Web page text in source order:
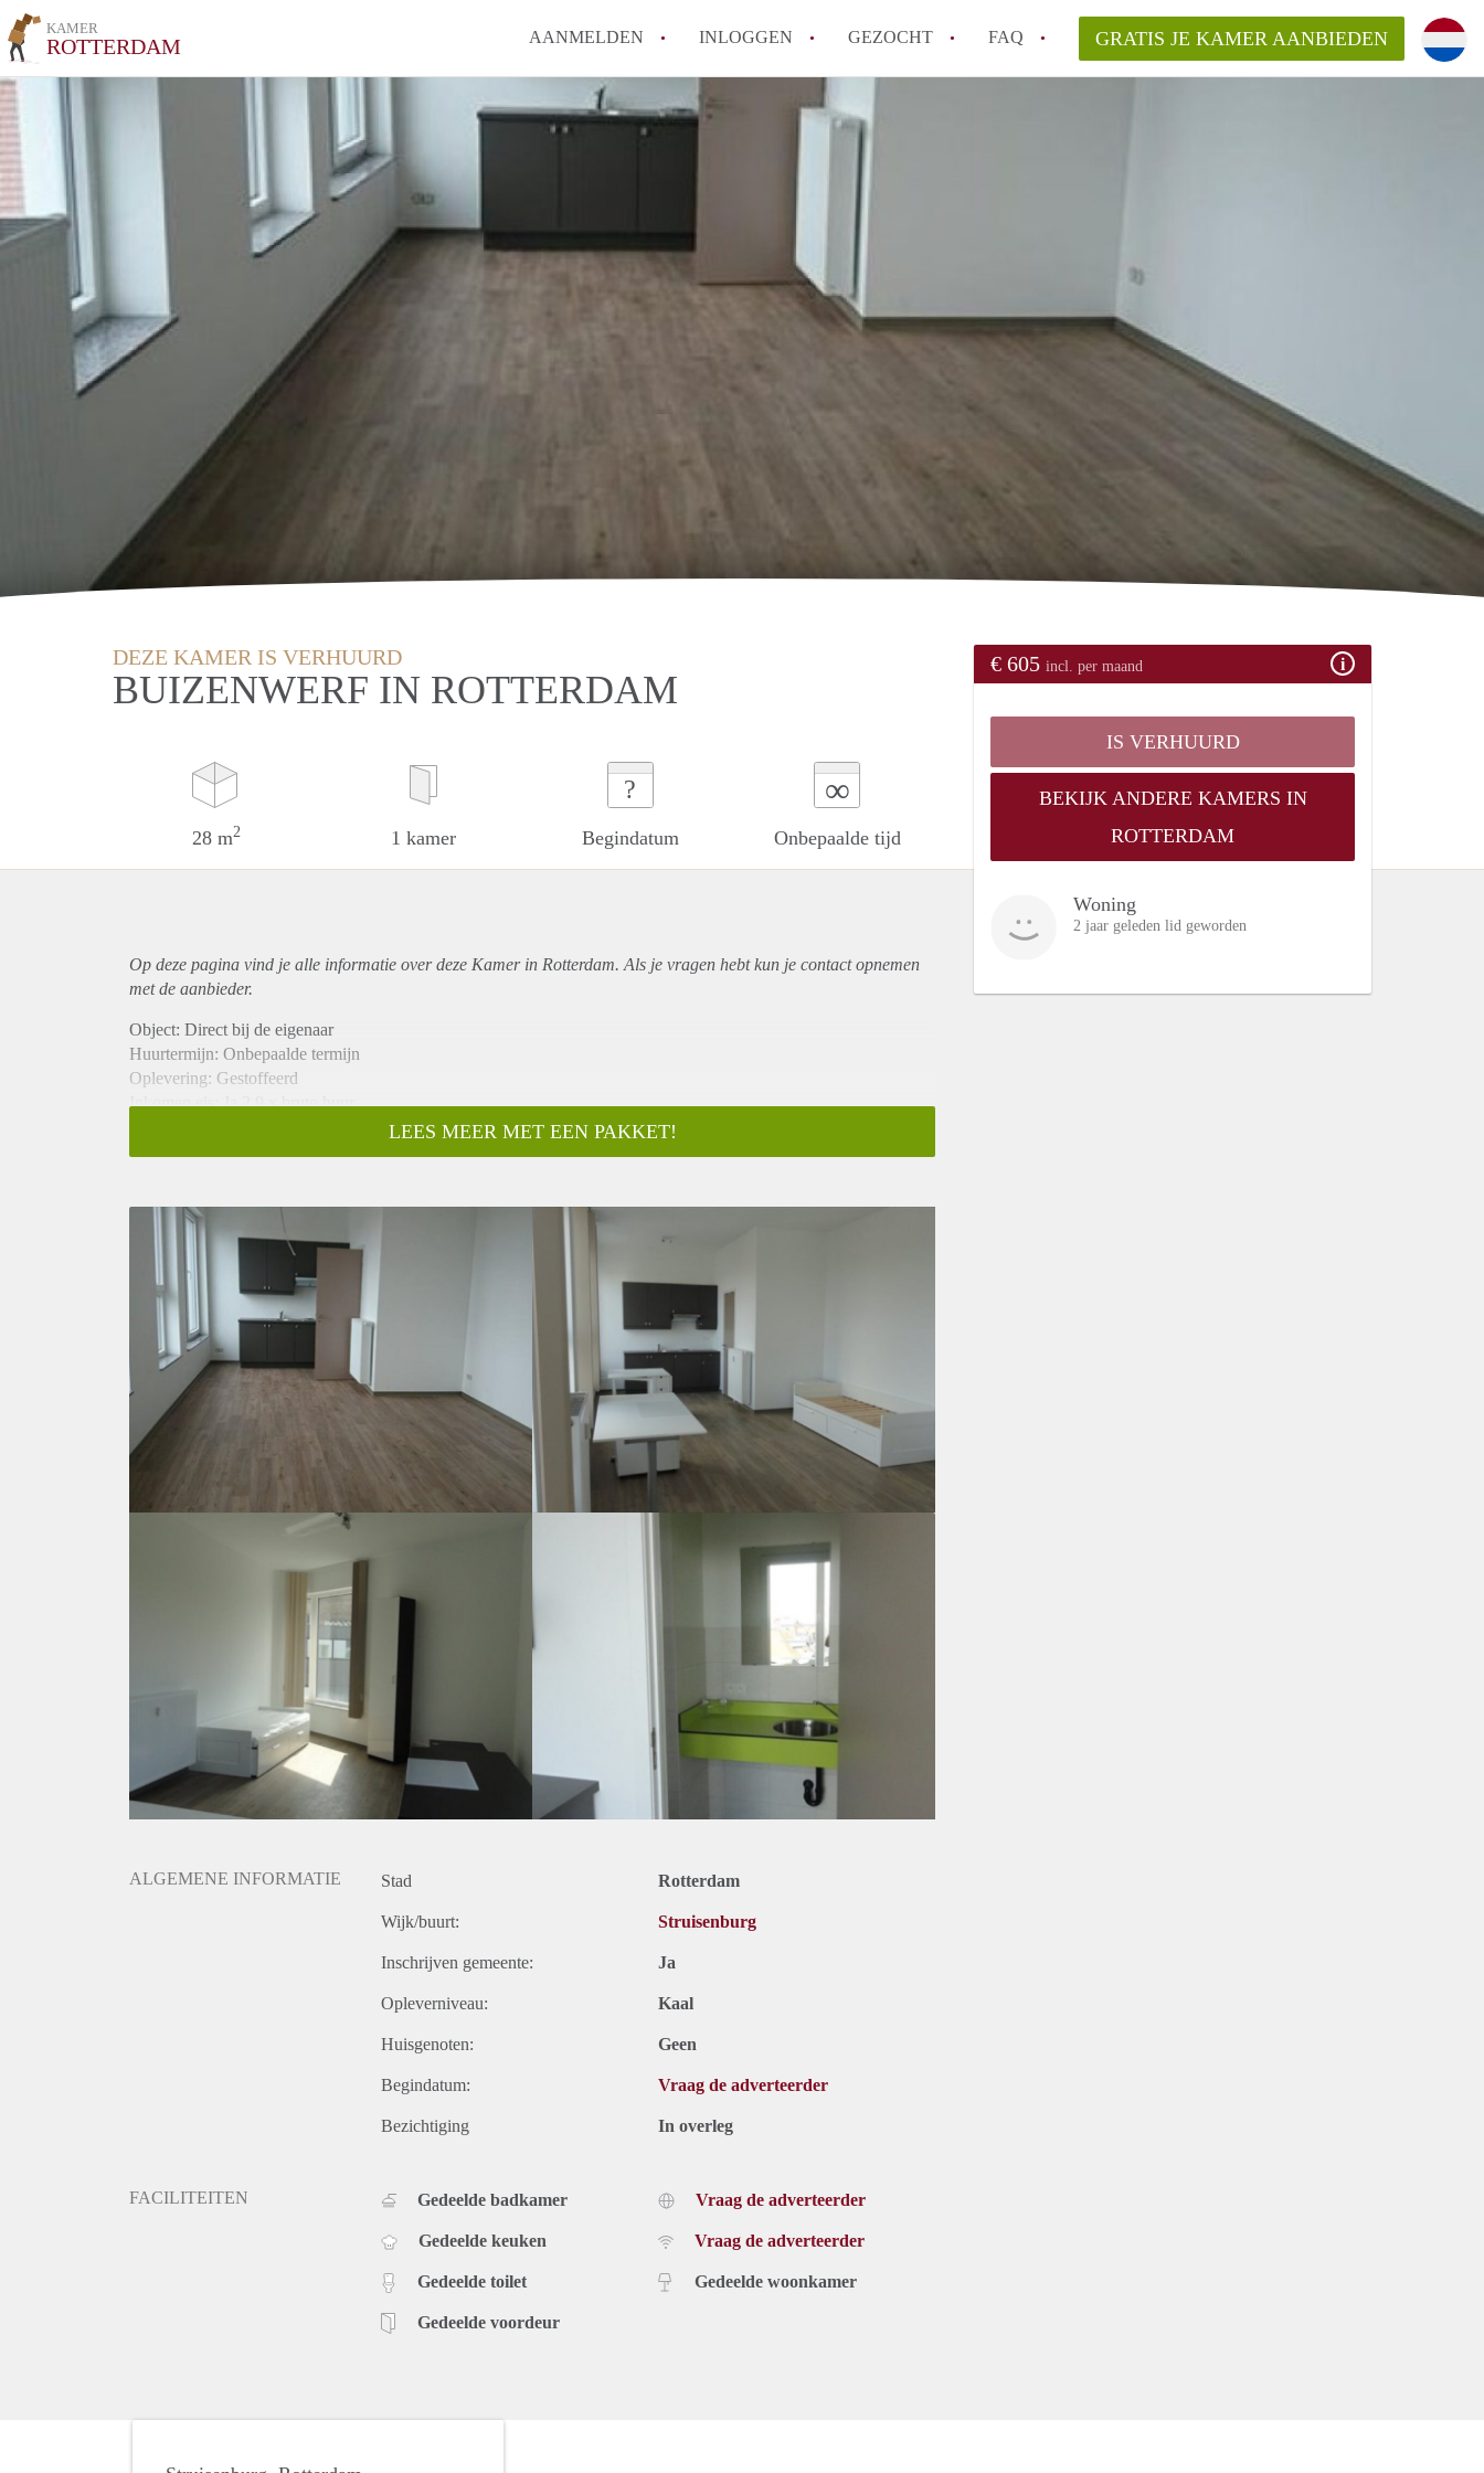
KAMER
ROTTERDAM AANMELDEN INLOGGEN GEZOCHT FAQ
Moet ik mij inschrijven bij de gemeente als ik een kamer huur in
Hoe vind ik een kamer in Rotterdam?
Alle veelgestelde vragen
GRATIS JE KAMER AANBIEDEN
DEZE KAMER IS VERHUURD
BUIZENWERF IN ROTTERDAM
28 m2 1 kamer
?
Begindatum
∞
Onbepaalde tijd
€ 605 incl. per maand
IS VERHUURD
BEKIJK ANDERE KAMERS IN
ROTTERDAM
Woning
2 jaar geleden lid geworden
Op deze pagina vind je alle informatie over deze Kamer in Rotterdam. Als je vragen hebt kun je contact opnemen
met de aanbieder.
Object: Direct bij de eigenaar
Huurtermijn: Onbepaalde termijn
Oplevering: Gestoffeerd
Inkomen eis: Ja 2,9 x bruto huur
Borg: 1 maand
Gedeelde keuken: Nee
Gedeelde Douche: Nee
Gedeelde woonkamer: Nee
Huisgenoten: Nee
Geslacht huisgenoten: N.v.t.
LEES MEER MET EEN PAKKET!
ALGEMENE INFORMATIE Stad Rotterdam
Wijk/buurt: Struisenburg
Inschrijven gemeente: Ja
Opleverniveau: Kaal
Huisgenoten: Geen
Begindatum: Vraag de adverteerder
Bezichtiging In overleg
FACILITEITEN Gedeelde badkamer
Gedeelde keuken
Gedeelde toilet
Gedeelde voordeur
Vraag de adverteerder
Vraag de adverteerder
Gedeelde woonkamer